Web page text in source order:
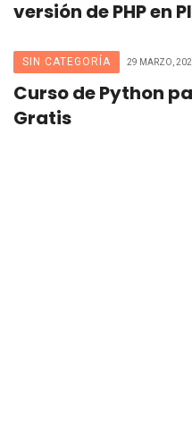
versión de PHP en
SIN CATEGORÍA 29 MARZO,
Curso de Python
Gratis